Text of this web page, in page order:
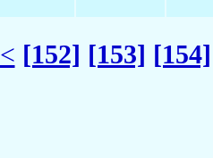
< [152] [153] [154]